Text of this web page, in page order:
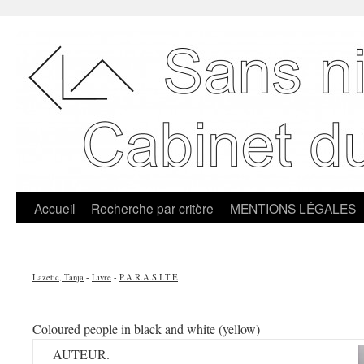
Accueil Recherche par critère MENTIONS LÉGALES
Lazetic, Tanja - Livre - P.A.R.A.S.I.T.E
Coloured people in black and white (yellow)
AUTEUR.